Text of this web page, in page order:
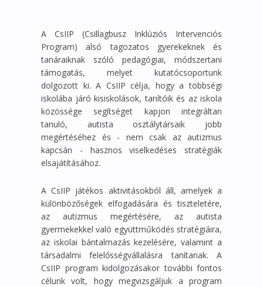
A CsIIP (Csillagbusz Inklúziós Intervenciós
Program) alsó tagozatos gyerekeknek és
tanáraiknak szóló pedagógiai, módszertani
támogatás, melyet kutatócsoportunk
dolgozott ki. A CsIIP célja, hogy a többségi
iskolába járó kisiskolások, tanítóik és az iskola
közössége segítséget kapjon integráltan
tanuló, autista osztálytársaik jobb
megértéséhez és - nem csak az autizmus
kapcsán - hasznos viselkedéses stratégiák
elsajátításához.
A CsIIP játékos aktivitásokból áll, amelyek a
különbözőségek elfogadására és tiszteletére,
az autizmus megértésére, az autista
gyermekekkel való együttműködés stratégiáira,
az iskolai bántalmazás kezelésére, valamint a
társadalmi felelősségvállalásra tanítanak. A
CsIIP program kidolgozásakor további fontos
célunk volt, hogy megvizsgáljuk a program